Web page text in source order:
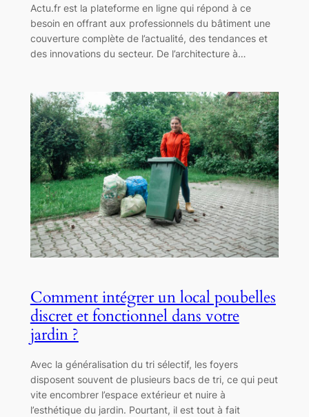
Actu.fr est la plateforme en ligne qui répond à ce
besoin en offrant aux professionnels du bâtiment une
couverture complète de l’actualité, des tendances et
des innovations du secteur. De l’architecture à…
Comment intégrer un local poubelles
discret et fonctionnel dans votre
jardin ?
Avec la généralisation du tri sélectif, les foyers
disposent souvent de plusieurs bacs de tri, ce qui peut
vite encombrer l’espace extérieur et nuire à
l’esthétique du jardin. Pourtant, il est tout à fait